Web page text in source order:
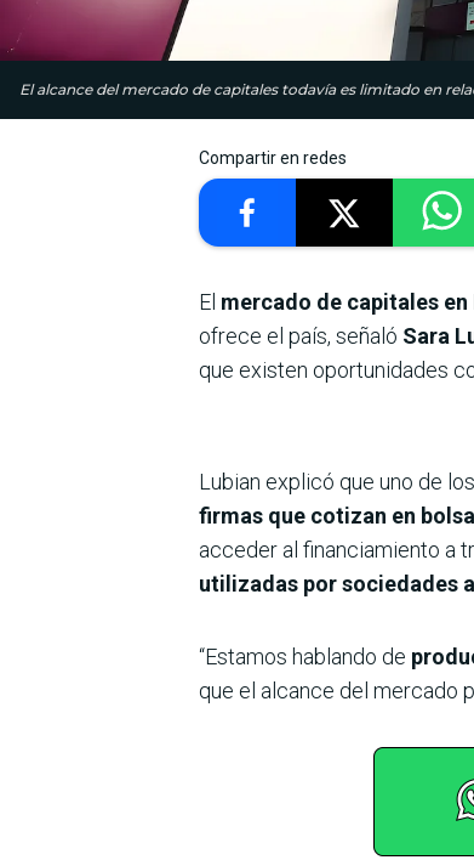
El alcance del mercado de capitales todavía es limitado en
Compartir en redes
El mercado de capitales
ofrece el país, señaló Sara
que existen oportunidades
Lubian explicó que uno de
firmas que cotizan en
acceder al financiamiento a
utilizadas por sociedades
“Estamos hablando de
que el alcance del mercado